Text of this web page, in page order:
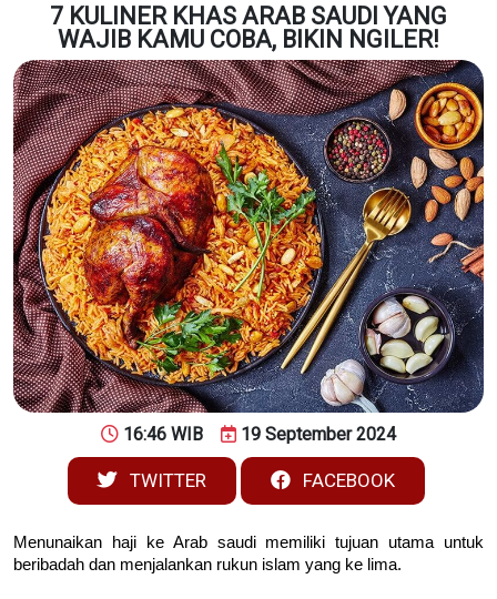
7 KULINER KHAS ARAB SAUDI YANG
WAJIB KAMU COBA, BIKIN NGILER!
16:46 WIB 19 September 2024
TWITTER FACEBOOK
Menunaikan haji ke Arab saudi memiliki tujuan utama untuk
beribadah dan menjalankan rukun islam yang ke lima.